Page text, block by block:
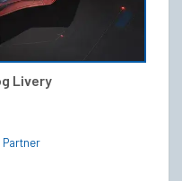
Livery